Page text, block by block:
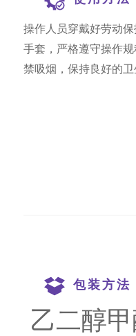
操作人员穿戴好劳动
手套，严格遵守操作
禁吸烟，保持良好的
包装方法
乙二醇